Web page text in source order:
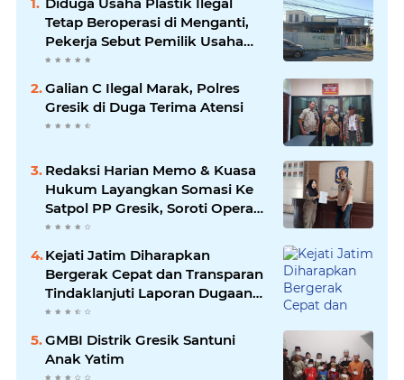
Tetap Beroperasi di Menganti,
Pekerja Sebut Pemilik Usaha
Pak Bambang
Galian C Ilegal Marak, Polres
Gresik di Duga Terima Atensi
Redaksi Harian Memo & Kuasa
Hukum Layangkan Somasi Ke
Satpol PP Gresik, Soroti Operasi
Di Duduksampeyan
Kejati Jatim Diharapkan
Bergerak Cepat dan Transparan
Tindaklanjuti Laporan Dugaan
Pungli di SMAN 2 Lamongan
GMBI Distrik Gresik Santuni
Anak Yatim